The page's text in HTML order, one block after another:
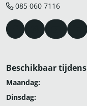
085 060 7116
Beschikbaar tijdens
Maandag:
Dinsdag: